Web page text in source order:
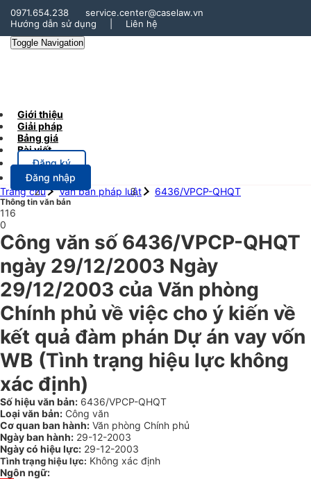
0971.654.238
service.center@caselaw.vn
Hướng dẫn sử dụng
Liên hệ
Toggle Navigation
Giới thiệu
Giải pháp
Bảng giá
Bài viết
Đăng ký
Đăng nhập
Trang chủ
Văn bản pháp luật 6436/VPCP-QHQT
Thông tin văn bản
116
0
Công văn số 6436/VPCP-QHQT
ngày 29/12/2003 Ngày
29/12/2003 của Văn phòng
Chính phủ về việc cho ý kiến về
kết quả đàm phán Dự án vay vốn
WB (Tình trạng hiệu lực không
xác định)
Số hiệu văn bản: 6436/VPCP-QHQT
Loại văn bản: Công văn
Cơ quan ban hành: Văn phòng Chính phủ
Ngày ban hành: 29-12-2003
Ngày có hiệu lực: 29-12-2003
Tình trạng hiệu lực: Không xác định
Ngôn ngữ: